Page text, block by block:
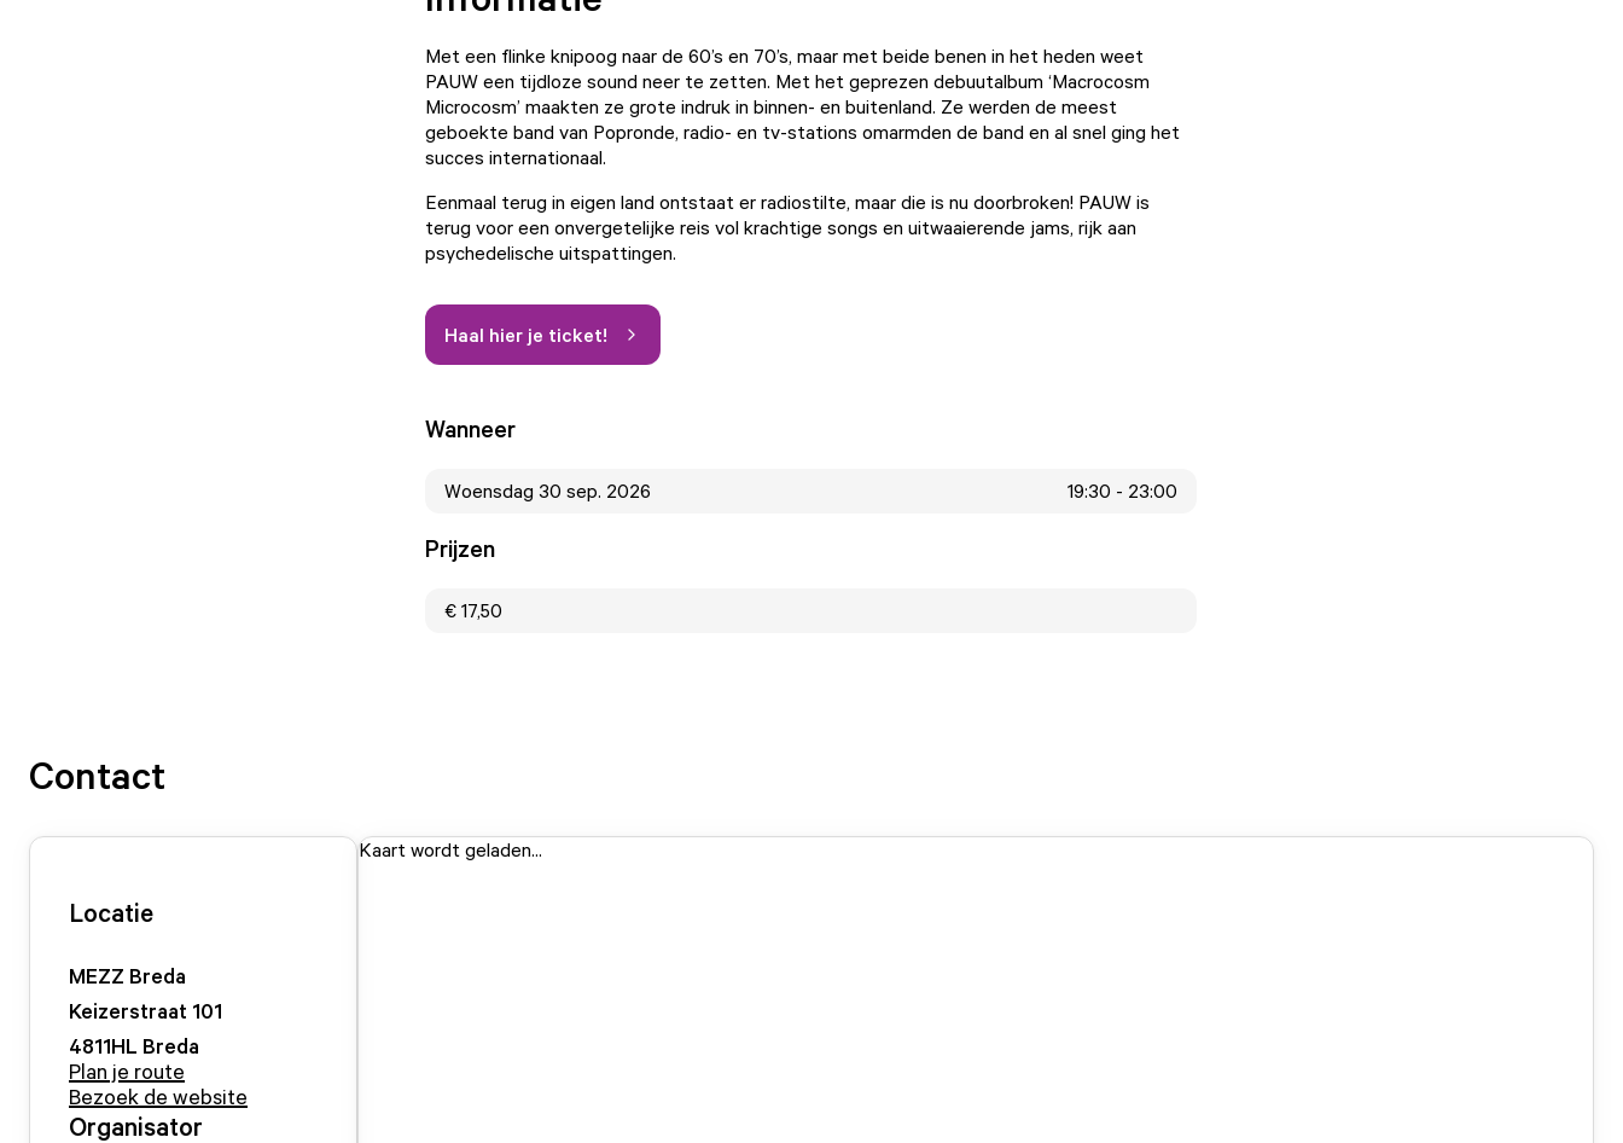
Met een flinke knipoog naar de 60’s en 70’s, maar met beide benen in het heden weet
PAUW een tijdloze sound neer te zetten. Met het geprezen debuutalbum ‘Macrocosm
Microcosm’ maakten ze grote indruk in binnen- en buitenland. Ze werden de meest
geboekte band van Popronde, radio- en tv-stations omarmden de band en al snel ging het
succes internationaal.
Eenmaal terug in eigen land ontstaat er radiostilte, maar die is nu doorbroken! PAUW is
terug voor een onvergetelijke reis vol krachtige songs en uitwaaierende jams, rijk aan
psychedelische uitspattingen.
Haal hier je ticket!
Wanneer
Woensdag 30 sep. 2026 19:30 - 23:00
Prijzen
€ 17,50
Contact
Locatie
MEZZ Breda
Keizerstraat 101
4811HL Breda
Plan je route
Bezoek de website
Organisator
Kaart wordt geladen...